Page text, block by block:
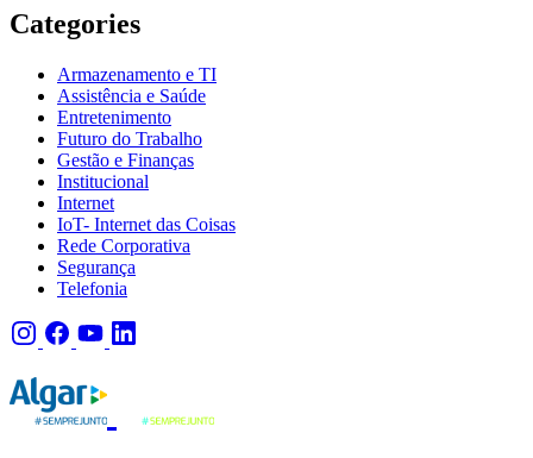
Categories
Armazenamento e TI
Assistência e Saúde
Entretenimento
Futuro do Trabalho
Gestão e Finanças
Institucional
Internet
IoT- Internet das Coisas
Rede Corporativa
Segurança
Telefonia